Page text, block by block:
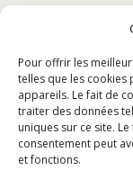
Pour offrir les
telles que les
appareils. Le fait de
traiter des données
uniques sur ce site.
consentement peut
et fonctions.